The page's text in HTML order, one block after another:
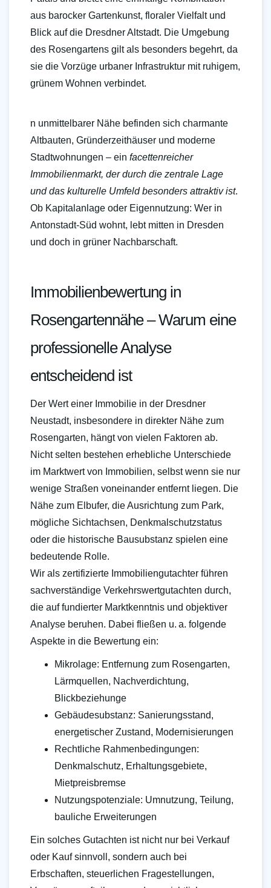
aus barocker Gartenkunst, floraler Vielfalt und
Blick auf die Dresdner Altstadt. Die Umgebung
des Rosengartens gilt als besonders begehrt, da
sie die Vorzüge urbaner Infrastruktur mit ruhigem,
grünem Wohnen verbindet.
n unmittelbarer Nähe befinden sich charmante
Altbauten, Gründerzeithäuser und moderne
Stadtwohnungen – ein facettenreicher
Immobilienmarkt, der durch die zentrale Lage
und das kulturelle Umfeld besonders attraktiv ist.
Ob Kapitalanlage oder Eigennutzung: Wer in
Antonstadt-Süd wohnt, lebt mitten in Dresden
und doch in grüner Nachbarschaft.
Immobilienbewertung in
Rosengartennähe – Warum eine
professionelle Analyse
entscheidend ist
Der Wert einer Immobilie in der Dresdner
Neustadt, insbesondere in direkter Nähe zum
Rosengarten, hängt von vielen Faktoren ab.
Nicht selten bestehen erhebliche Unterschiede
im Marktwert von Immobilien, selbst wenn sie nur
wenige Straßen voneinander entfernt liegen. Die
Nähe zum Elbufer, die Ausrichtung zum Park,
mögliche Sichtachsen, Denkmalschutzstatus
oder die historische Bausubstanz spielen eine
bedeutende Rolle.
Wir als zertifizierte Immobiliengutachter führen
sachverständige Verkehrswertgutachten durch,
die auf fundierter Marktkenntnis und objektiver
Analyse beruhen. Dabei fließen u. a. folgende
Aspekte in die Bewertung ein:
Mikrolage: Entfernung zum Rosengarten,
Lärmquellen, Nachverdichtung,
Blickbeziehunge
Gebäudesubstanz: Sanierungsstand,
energetischer Zustand, Modernisierungen
Rechtliche Rahmenbedingungen:
Denkmalschutz, Erhaltungsgebiete,
Mietpreisbremse
Nutzungspotenziale: Umnutzung, Teilung,
bauliche Erweiterungen
Ein solches Gutachten ist nicht nur bei Verkauf
oder Kauf sinnvoll, sondern auch bei
Erbschaften, steuerlichen Fragestellungen,